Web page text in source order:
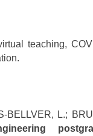
teaching,
BELLVER, L.;